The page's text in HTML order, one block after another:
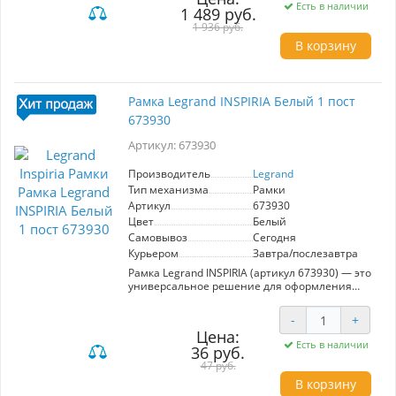
качество материалов гарантирует
долговечность и надежность. Обеспечьте
стиль и функциональность вашего дома с
1 489 руб.
1 936 руб.
Есть в наличии
В корзину
Рамка Legrand INSPIRIA Белый 1 пост
673930
Артикул: 673930
Производитель
Legrand
Тип механизма
Рамки
Артикул
673930
Цвет
Белый
Самовывоз
Сегодня
Курьером
Завтра/послезавтра
Рамка Legrand INSPIRIA (артикул 673930) — это
универсальное решение для оформления
классическом белом цвете. Она
предназначена для установки на механизмы
Legrand Inspiria и подходит как для
горизонтального, так и вертикального
монтажа. Изготовленная из качественного
пластика ABS, эта рамка устойчива к
загрязнениям и УФ-излучению, что
Цена:
36 руб.
47 руб.
- +
Есть в наличии
В корзину